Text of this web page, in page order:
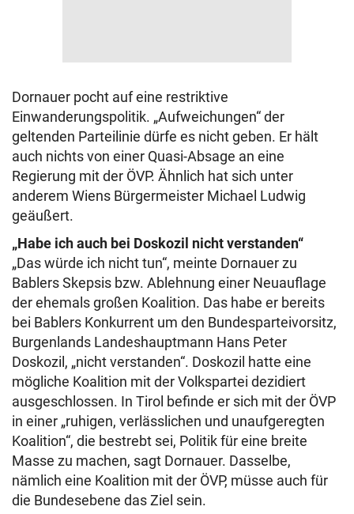
Dornauer pocht auf eine restriktive
Einwanderungspolitik. „Aufweichungen“ der
geltenden Parteilinie dürfe es nicht geben. Er hält
auch nichts von einer Quasi-Absage an eine
Regierung mit der ÖVP. Ähnlich hat sich unter
anderem Wiens Bürgermeister Michael Ludwig
geäußert.
„Habe ich auch bei Doskozil nicht verstanden“
„Das würde ich nicht tun“, meinte Dornauer zu
Bablers Skepsis bzw. Ablehnung einer Neuauflage
der ehemals großen Koalition. Das habe er bereits
bei Bablers Konkurrent um den Bundesparteivorsitz,
Burgenlands Landeshauptmann Hans Peter
Doskozil, „nicht verstanden“. Doskozil hatte eine
mögliche Koalition mit der Volkspartei dezidiert
ausgeschlossen. In Tirol befinde er sich mit der ÖVP
in einer „ruhigen, verlässlichen und unaufgeregten
Koalition“, die bestrebt sei, Politik für eine breite
Masse zu machen, sagt Dornauer. Dasselbe,
nämlich eine Koalition mit der ÖVP, müsse auch für
die Bundesebene das Ziel sein.